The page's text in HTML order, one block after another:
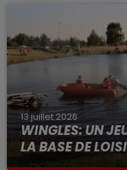
13 juillet 2026
WINGLES: UN
LA BASE DE
La victime a coulé